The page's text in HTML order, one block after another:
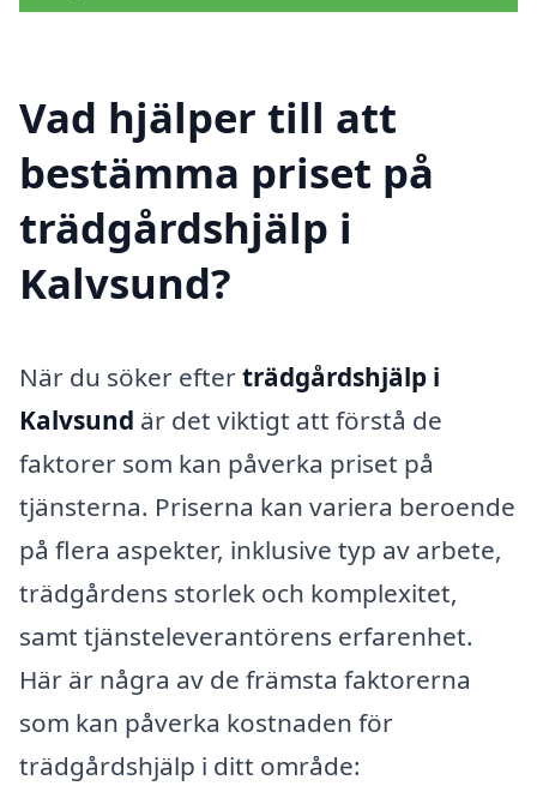
Vad hjälper till att
bestämma priset på
trädgårdshjälp i
Kalvsund?
När du söker efterträdgårdshjälp i
Kalvsund är det viktigt att förstå de
faktorer som kan påverka priset på
tjänsterna. Priserna kan variera beroende
på flera aspekter, inklusive typ av arbete,
trädgårdens storlek och komplexitet,
samt tjänsteleverantörens erfarenhet.
Här är några av de främsta faktorerna
som kan påverka kostnaden för
trädgårdshjälp i ditt område: